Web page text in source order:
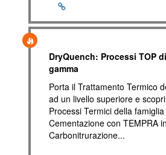
DryQuench: Processi TOP di
gamma
Porta il Trattamento Termico
ad un livello superiore e
Processi Termici della
Cementazione con TEMPRA
Carbonitrurazione...